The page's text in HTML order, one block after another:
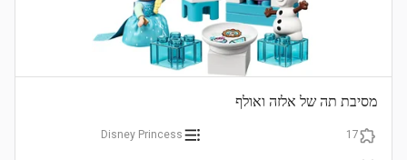
מסיבת תה של אלזה ואולף
17
Disney Princess